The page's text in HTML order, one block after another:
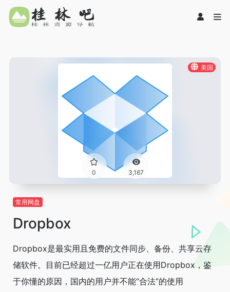
美国
0 3,167
常用网盘
Dropbox
Dropbox是最实用且免费的文件同步、备份、共享云存
储软件。目前已经超过一亿用户正在使用Dropbox，鉴
于你懂的原因，国内的用户并不能“合法”的使用